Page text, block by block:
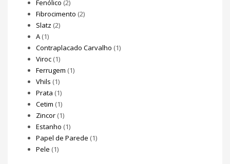
Fenólico (2)
Fibrocimento (2)
Slatz (2)
A (1)
Contraplacado Carvalho (1)
Viroc (1)
Ferrugem (1)
Vhils (1)
Prata (1)
Cetim (1)
Zincor (1)
Estanho (1)
Papel de Parede (1)
Pele (1)